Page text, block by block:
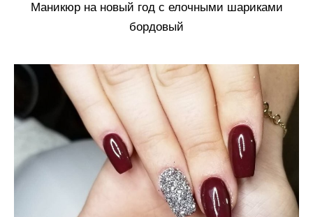
Маникюр на новый год с елочными шариками
бордовый